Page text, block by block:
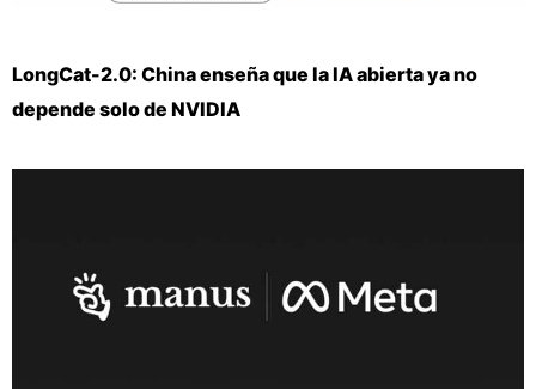
LongCat-2.0: China enseña que la IA abierta ya no
depende solo de NVIDIA